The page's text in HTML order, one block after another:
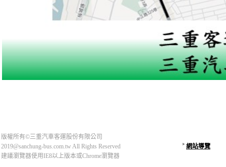
版權所有©三重汽車客運股份有限公司
2019@sanchung-bus.com.tw All Rights Reserved
建議瀏覽器使用IE8以上版本或Chrome瀏覽器
網站導覽